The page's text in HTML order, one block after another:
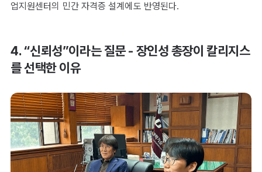
업지원센터의 민간 자격증 설계에도 반영된다.
4. “신뢰성”이라는 질문 - 장인성 총장이 칼리지스
를 선택한 이유